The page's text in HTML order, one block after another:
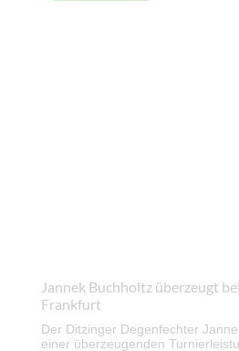
Jannek Buchholtz überzeugt
Frankfurt
Der Ditzinger Degenfechter
einer überzeugenden